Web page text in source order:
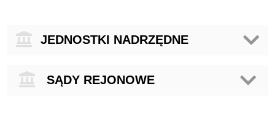
Jednostki
JEDNOSTKI NADRZĘDNE
Sądy
SĄDY REJONOWE